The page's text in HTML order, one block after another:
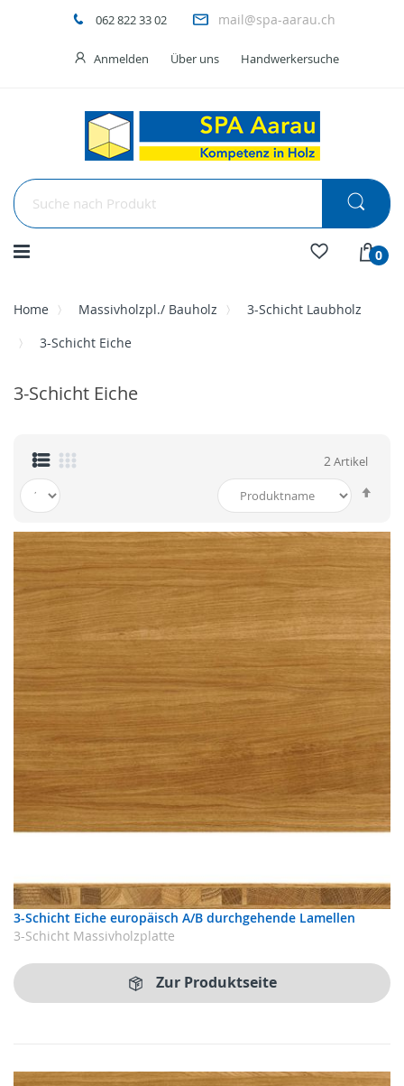
062 822 33 02 mail@spa-aarau.ch
Anmelden Über uns Handwerkersuche
Menü
0
Home Massivholzpl./ Bauholz
3-Schicht Laubholz
3-Schicht Eiche
3-Schicht Eiche
2 Artikel
3-Schicht Eiche europäisch A/B durchgehende Lamellen
3-Schicht Massivholzplatte
Zur Produktseite